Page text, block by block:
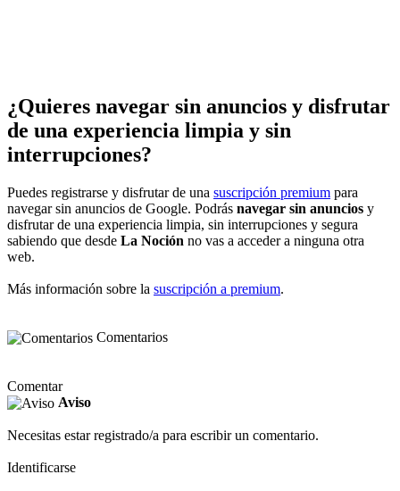
¿Quieres navegar sin anuncios y disfrutar
de una experiencia limpia y sin
interrupciones?
Puedes registrarse y disfrutar de una suscripción premium para
navegar sin anuncios de Google. Podrás navegar sin anuncios y
disfrutar de una experiencia limpia, sin interrupciones y segura
sabiendo que desde La Noción no vas a acceder a ninguna otra
web.
Más información sobre la suscripción a premium.
Comentarios
Comentar
Aviso
Necesitas estar registrado/a para escribir un comentario.
Identificarse